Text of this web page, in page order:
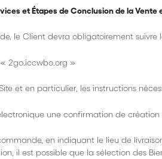
et Étapes de Conclusion de la Vente
le Client devra obligatoirement suivre
« 2go.iccwbo.org »
et en particulier, les instructions
une confirmation de création
en indiquant le lieu de
il est possible que la sélection des